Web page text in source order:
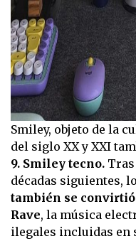
Smiley, objeto de la
del siglo XX y XXI
9. Smiley tecno. Tras
décadas siguientes,
también se
Rave, la música
ilegales incluidas en